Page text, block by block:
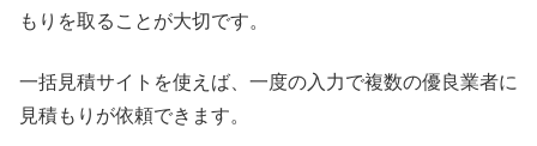
もりを取ることが大切です。
一括見積サイトを使えば、一度の入力で複数の優良業者に
見積もりが依頼できます。